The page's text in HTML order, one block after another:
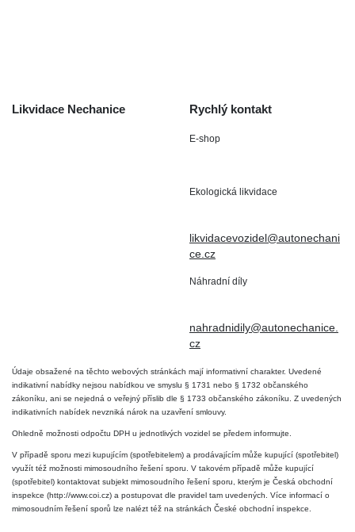
Likvidace Nechanice Rychlý kontakt
E-shop
Ekologická likvidace
likvidacevozidel@autonechani
ce.cz
Náhradní díly
nahradnidily@autonechanice.
cz
Údaje obsažené na těchto webových stránkách mají informativní charakter. Uvedené
indikativní nabídky nejsou nabídkou ve smyslu § 1731 nebo § 1732 občanského
zákoníku, ani se nejedná o veřejný příslib dle § 1733 občanského zákoníku. Z uvedených
indikativních nabídek nevzniká nárok na uzavření smlouvy.
Ohledně možnosti odpočtu DPH u jednotlivých vozidel se předem informujte.
V případě sporu mezi kupujícím (spotřebitelem) a prodávajícím může kupující (spotřebitel)
využít též možnosti mimosoudního řešení sporu. V takovém případě může kupující
(spotřebitel) kontaktovat subjekt mimosoudního řešení sporu, kterým je Česká obchodní
inspekce (http://www.coi.cz) a postupovat dle pravidel tam uvedených. Více informací o
mimosoudním řešení sporů lze nalézt též na stránkách České obchodní inspekce.